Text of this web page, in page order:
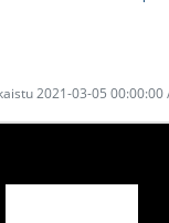
2021-03-05